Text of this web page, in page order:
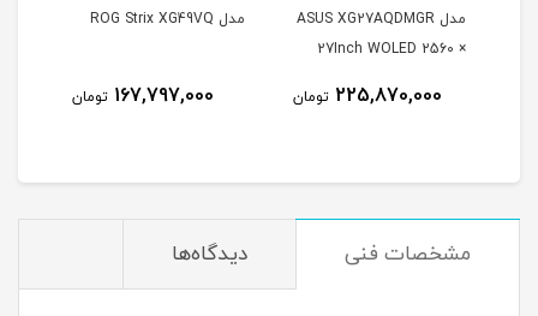
مدل ASUS XG27AQDMGR
27Inch WOLED 2560 ×
250Nits Matte ROG OLED
225,870,000 تومان
مدل ROG Strix XG49VQ
167,797,000 تومان
مشخصات فنی دیدگاه‌ها